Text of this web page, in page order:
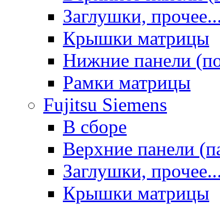
Заглушки,
Крышки матрицы
Нижние панели
Рамки матрицы
Fujitsu Siemens
В сборе
Верхние панели
Заглушки,
Крышки матрицы